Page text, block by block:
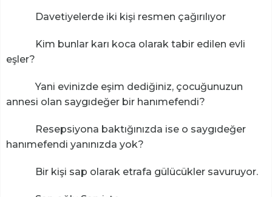
Davetiyelerde iki kişi resmen çağırılıyor
Kim bunlar karı koca olarak tabir edilen evli
eşler?
Yani evinizde eşim dediğiniz, çocuğunuzun
annesi olan saygıdeğer bir hanımefendi?
Resepsiyona baktığınızda ise o saygıdeğer
hanımefendi yanınızda yok?
Bir kişi sap olarak etrafa gülücükler savuruyor.